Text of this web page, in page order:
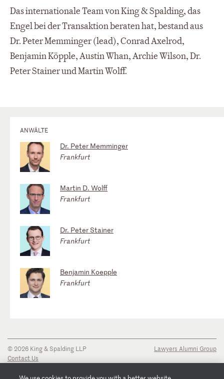
Das internationale Team von King & Spalding, das
Engel bei der Transaktion beraten hat, bestand aus
Dr. Peter Memminger (lead), Conrad Axelrod,
Benjamin Köpple, Austin Whan, Archie Wilson, Dr.
Peter Stainer und Martin Wolff.
ANWÄLTE
Dr. Peter Memminger
Frankfurt
Martin D. Wolff
Frankfurt
Dr. Peter Stainer
Frankfurt
Benjamin Koepple
Frankfurt
© 2026 King & Spalding LLP
Contact Us
Privacy Notice
Lawyers Alumni Group